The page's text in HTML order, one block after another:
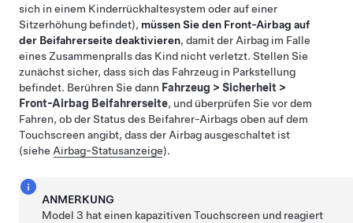
sich in einem Kinderrückhaltesystem oder auf einer
Sitzerhöhung befindet), müssen Sie den Front-Airbag auf
der Beifahrerseite deaktivieren, damit der Airbag im Falle
eines Zusammenpralls das Kind nicht verletzt. Stellen Sie
zunächst sicher, dass sich das Fahrzeug in Parkstellung
befindet. Berühren Sie dann Fahrzeug > Sicherheit >
Front-Airbag Beifahrerseite, und überprüfen Sie vor dem
Fahren, ob der Status des Beifahrer-Airbags oben auf dem
Touchscreen angibt, dass der Airbag ausgeschaltet ist
(siehe Airbag-Statusanzeige).
ANMERKUNG
Model 3 hat einen kapazitiven Touchscreen und reagiert